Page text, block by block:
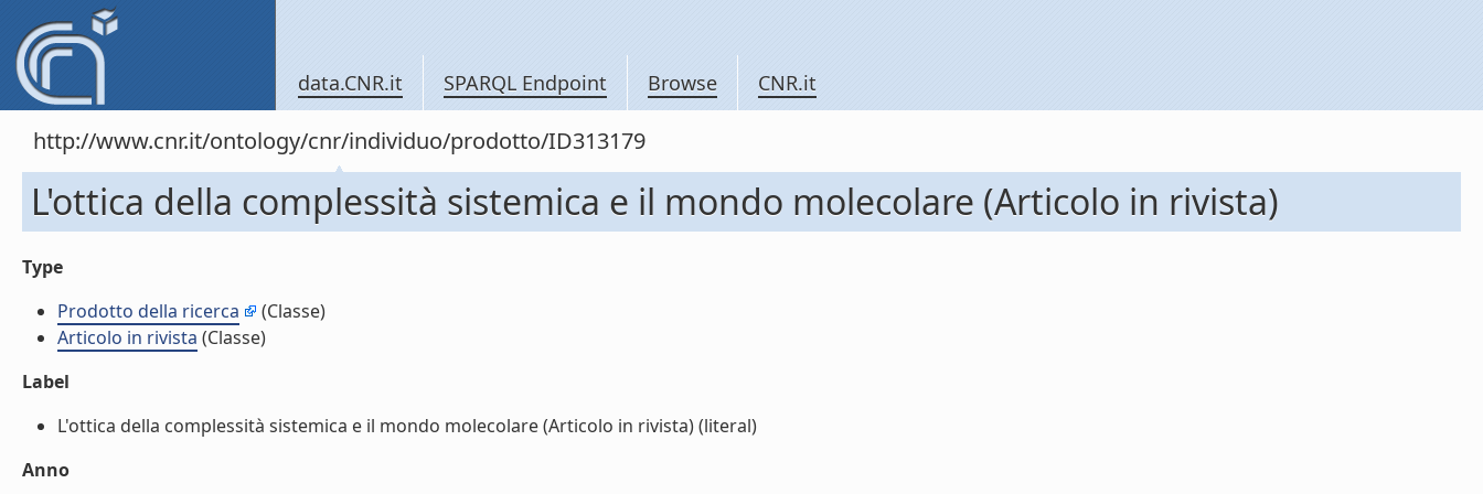
data.CNR.it SPARQL Endpoint Browse CNR.it
http://www.cnr.it/ontology/cnr/individuo/prodotto/ID313179
L'ottica della complessità sistemica e il mondo molecolare (Articolo in rivista)
Type
Prodotto della ricerca
(Classe)
Articolo in rivista (Classe)
Label
L'ottica della complessità sistemica e il mondo molecolare (Articolo in rivista) (literal)
Anno